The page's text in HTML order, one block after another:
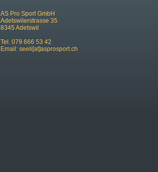
AS Pro Sport GmbH
Adetswilerstrasse 35
8345 Adetswil
Tel. 079 666 53 42
Email: seeli[at]asprosport.ch